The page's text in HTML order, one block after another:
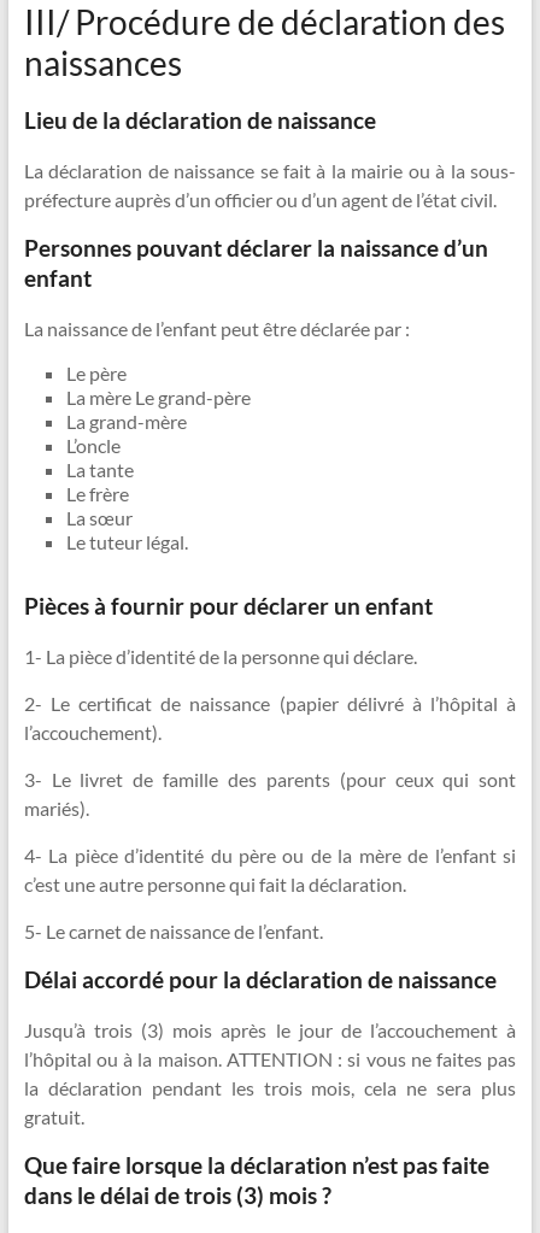
III/ Procédure de déclaration des
naissances
Lieu de la déclaration de naissance
La déclaration de naissance se fait à la mairie ou à la sous-
préfecture auprès d’un officier ou d’un agent de l’état civil.
Personnes pouvant déclarer la naissance d’un
enfant
La naissance de l’enfant peut être déclarée par :
Le père
La mère Le grand-père
La grand-mère
L’oncle
La tante
Le frère
La sœur
Le tuteur légal.
Pièces à fournir pour déclarer un enfant
1- La pièce d’identité de la personne qui déclare.
2- Le certificat de naissance (papier délivré à l’hôpital à
l’accouchement).
3- Le livret de famille des parents (pour ceux qui sont
mariés).
4- La pièce d’identité du père ou de la mère de l’enfant si
c’est une autre personne qui fait la déclaration.
5- Le carnet de naissance de l’enfant.
Délai accordé pour la déclaration de naissance
Jusqu’à trois (3) mois après le jour de l’accouchement à
l’hôpital ou à la maison. ATTENTION : si vous ne faites pas
la déclaration pendant les trois mois, cela ne sera plus
gratuit.
Que faire lorsque la déclaration n’est pas faite
dans le délai de trois (3) mois ?